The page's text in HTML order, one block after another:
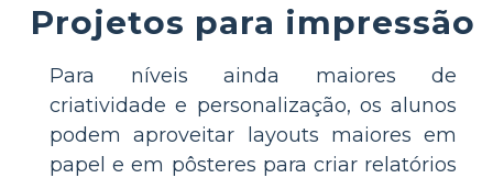
Projetos para impressão
Para níveis ainda maiores de
criatividade e personalização, os alunos
podem aproveitar layouts maiores em
papel e em pôsteres para criar relatórios